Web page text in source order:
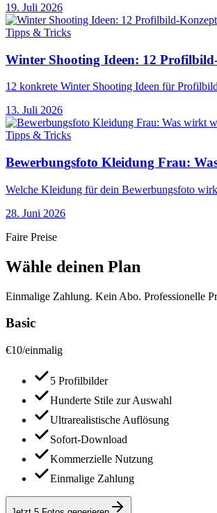
19. Juli 2026
Tipps & Tricks
Winter Shooting Ideen: 12
12 konkrete Winter Shooting Ideen für
13. Juli 2026
Tipps & Tricks
Bewerbungsfoto Kleidung Frau:
Welche Kleidung für dein Bewerbungsfoto
28. Juni 2026
Faire Preise
Wähle deinen Plan
Einmalige Zahlung. Kein Abo. Professionelle
Basic
€10/einmalig
5 Profilbilder
Hunderte Stile zur Auswahl
Ultrarealistische Auflösung
Sofort-Download
Kommerzielle Nutzung
Einmalige Zahlung